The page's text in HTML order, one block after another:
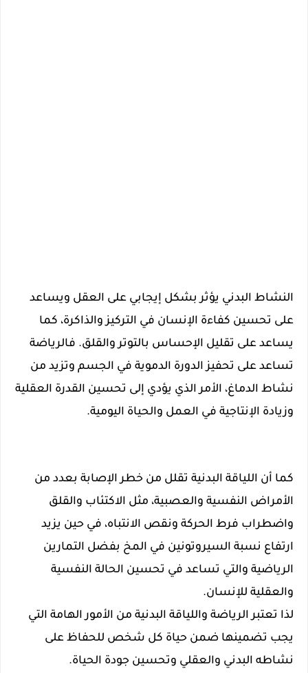
النشاط البدني يؤثر بشكل إيجابي على العقل ويساعد
على تحسين كفاءة الإنسان في التركيز والذاكرة، كما
يساعد على تقليل الإحساس بالتوتر والقلق. فالرياضة
تساعد على تحفيز الدورة الدموية في الجسم وتزيد من
نشاط الدماغ، الأمر الذي يؤدي إلى تحسين القدرة العقلية
وزيادة الإنتاجية في العمل والحياة اليومية.
كما أن اللياقة البدنية تقلل من خطر الإصابة بعدد من
الأمراض النفسية والعصبية، مثل الاكتئاب والقلق
واضطراب فرط الحركة ونقص الانتباه، في حين يزيد
ارتفاع نسبة السيروتونين في المخ بفضل التمارين
الرياضية والتي تساعد في تحسين الحالة النفسية
والعقلية للإنسان.
لذا تعتبر الرياضة واللياقة البدنية من الأمور الهامة التي
يجب تضمينها ضمن حياة كل شخص للحفاظ على
نشاطه البدني والعقلي وتحسين جودة الحياة.